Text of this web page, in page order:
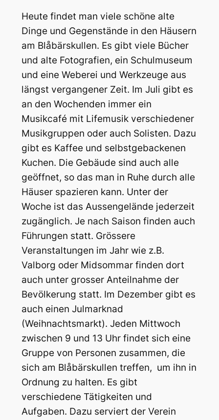
Heute findet man viele schöne alte
Dinge und Gegenstände in den Häusern
am Blåbärskullen. Es gibt viele Bücher
und alte Fotografien, ein Schulmuseum
und eine Weberei und Werkzeuge aus
längst vergangener Zeit. Im Juli gibt es
an den Wochenden immer ein
Musikcafé mit Lifemusik verschiedener
Musikgruppen oder auch Solisten. Dazu
gibt es Kaffee und selbstgebackenen
Kuchen. Die Gebäude sind auch alle
geöffnet, so das man in Ruhe durch alle
Häuser spazieren kann. Unter der
Woche ist das Aussengelände jederzeit
zugänglich. Je nach Saison finden auch
Führungen statt. Grössere
Veranstaltungen im Jahr wie z.B.
Valborg oder Midsommar finden dort
auch unter grosser Anteilnahme der
Bevölkerung statt. Im Dezember gibt es
auch einen Julmarknad
(Weihnachtsmarkt). Jeden Mittwoch
zwischen 9 und 13 Uhr findet sich eine
Gruppe von Personen zusammen, die
sich am Blåbärskullen treffen, um ihn in
Ordnung zu halten. Es gibt
verschiedene Tätigkeiten und
Aufgaben. Dazu serviert der Verein